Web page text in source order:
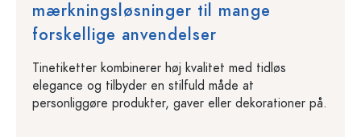
mærkningsløsninger til mange
forskellige anvendelser
Tinetiketter kombinerer høj kvalitet med tidløs
elegance og tilbyder en stilfuld måde at
personliggøre produkter, gaver eller dekorationer på.